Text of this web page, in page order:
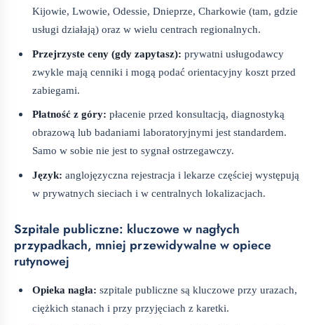
Kijowie, Lwowie, Odessie, Dnieprze, Charkowie (tam, gdzie
usługi działają) oraz w wielu centrach regionalnych.
Przejrzyste ceny (gdy zapytasz): prywatni usługodawcy
zwykle mają cenniki i mogą podać orientacyjny koszt przed
zabiegami.
Płatność z góry: płacenie przed konsultacją, diagnostyką
obrazową lub badaniami laboratoryjnymi jest standardem.
Samo w sobie nie jest to sygnał ostrzegawczy.
Język: anglojęzyczna rejestracja i lekarze częściej występują
w prywatnych sieciach i w centralnych lokalizacjach.
Szpitale publiczne: kluczowe w nagłych
przypadkach, mniej przewidywalne w opiece
rutynowej
Opieka nagła: szpitale publiczne są kluczowe przy urazach,
ciężkich stanach i przy przyjęciach z karetki.